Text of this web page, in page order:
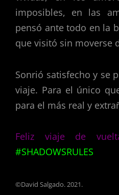
imposibles, en las
pensó ante todo en la
que visitó sin moverse
Sonrió satisfecho y se
viaje. Para el único
para el más real y
Feliz viaje de
#SHADOWSRULES
©David Salgado. 2021.